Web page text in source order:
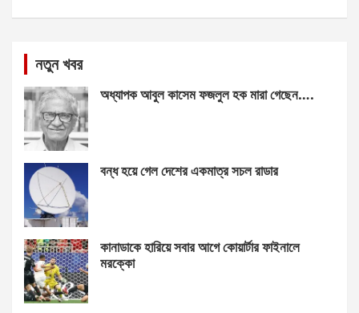
নতুন খবর
অধ্যাপক আবুল কাসেম ফজলুল হক মারা গেছেন….
বন্ধ হয়ে গেল দেশের একমাত্র সচল রাডার
কানাডাকে হারিয়ে সবার আগে কোয়ার্টার ফাইনালে
মরক্কো